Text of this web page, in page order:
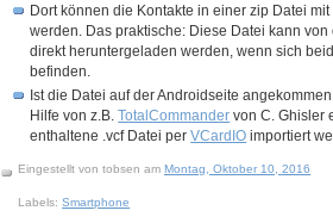
Dort können die Kontakte in einer zip Datei
werden. Das praktische: Diese Datei kann
direkt heruntergeladen werden, wenn sich
befinden.
Ist die Datei auf der Androidseite
Hilfe von z.B.TotalCommander von C. Ghisler
enthaltene .vcf Datei perVCardIO importiert
Eingestellt vontobsen am Montag, Oktober 10, 2016
Labels:Smartphone